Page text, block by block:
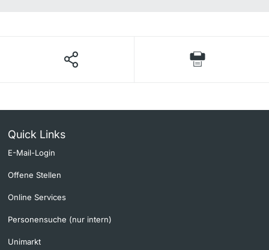
Quick Links
E-Mail-Login
Offene Stellen
Online Services
Personensuche (nur intern)
Unimarkt